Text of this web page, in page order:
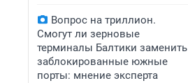
Вопрос на триллион.
Смогут ли зерновые
терминалы Балтики заменить
заблокированные южные
порты: мнение эксперта